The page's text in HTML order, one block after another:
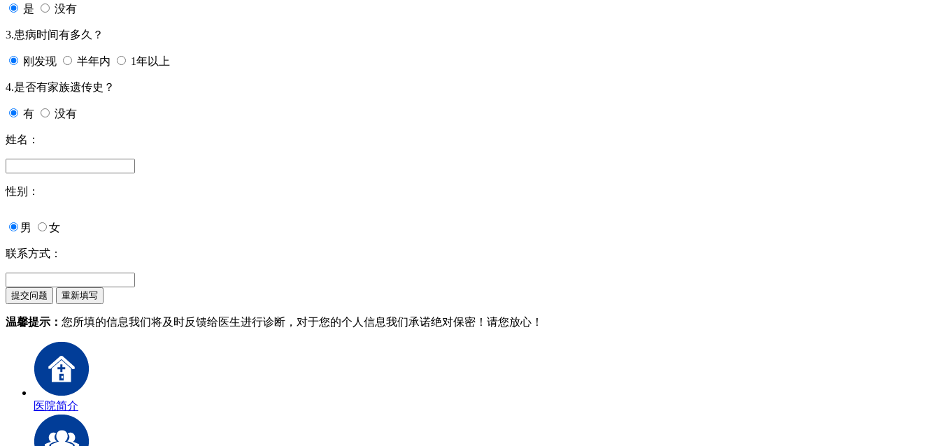
是 没有
3.患病时间有多久？
刚发现 半年内 1年以上
4.是否有家族遗传史？
有 没有
姓名：
性别：
男 女
联系方式：
温馨提示： 您所填的信息我们将及时反馈给医生进行诊断，对于您的个人信息我们承诺绝对保密！请您放心！
医院简介